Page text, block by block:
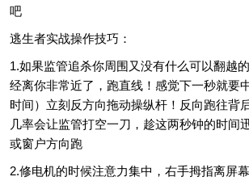
吧
逃生者实战操作技巧：
1.如果监管追杀你周围又没有什么可以翻越
经离你非常近了，跑直线！感觉下一秒就要
时间）立刻反方向拖动操纵杆！反向跑往背
几率会让监管打空一刀，趁这两秒钟的时间
或窗户方向跑
2.修电机的时候注意力集中，右手拇指离屏